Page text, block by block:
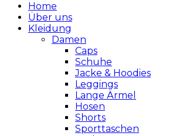
Home
Über uns
Kleidung
Damen
Caps
Schuhe
Jacke & Hoodies
Leggings
Lange Ärmel
Hosen
Shorts
Sporttaschen